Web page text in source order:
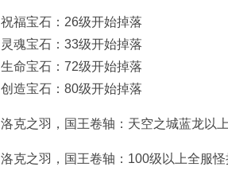
祝福宝石：26级开始掉落
灵魂宝石：33级开始掉落
生命宝石：72级开始掉落
创造宝石：80级开始掉落
洛克之羽，国王卷轴：天空之城蓝龙以
洛克之羽，国王卷轴：100级以上全服